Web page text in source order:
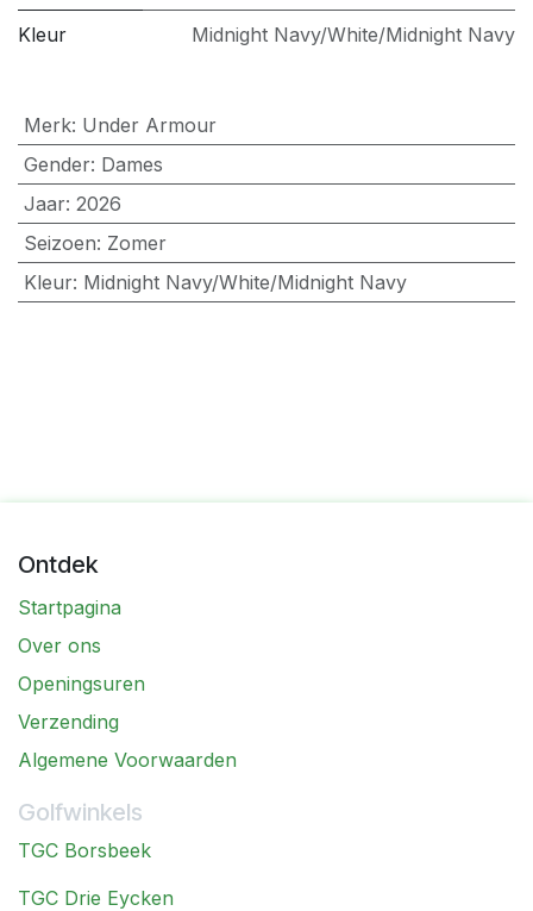
Kleur Midnight Navy/White/Midnight Navy
Merk: Under Armour
Gender: Dames
Jaar: 2026
Seizoen: Zomer
Kleur: Midnight Navy/White/Midnight Navy
Ontdek
Startpagina
Over ons
Openingsuren
Verzending
Algemene Voorwaarden
Golfwinkels
TGC Borsbeek
TGC Drie Eycken